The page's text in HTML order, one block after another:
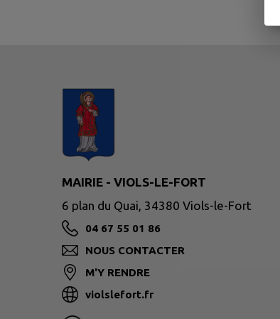
MAIRIE - VIOLS-LE-FORT
6 plan du Quai, 34380 Viols-le-Fort
04 67 55 01 86
NOUS CONTACTER
M'Y RENDRE
violslefort.fr